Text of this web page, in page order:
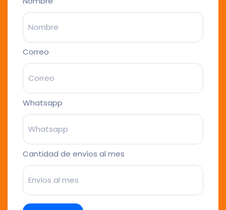
Correo
Whatsapp
Cantidad de envíos al mes